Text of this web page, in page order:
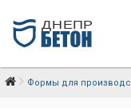
Формы для